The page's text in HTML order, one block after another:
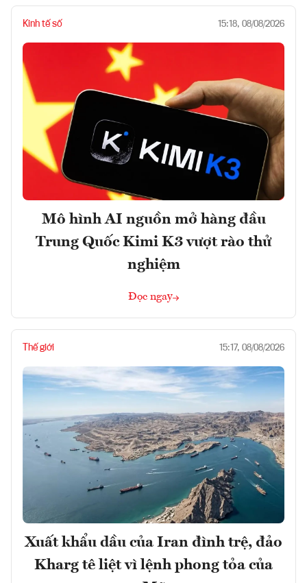
Kinh tế số 15:18, 08/08/2026
Mô hình AI nguồn mở hàng đầu
Trung Quốc Kimi K3 vượt rào thử
nghiệm
Đọc ngay
Thế giới 15:17, 08/08/2026
Xuất khẩu dầu của Iran đình trệ, đảo
Kharg tê liệt vì lệnh phong tỏa của